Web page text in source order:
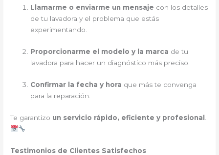
Llamarme o enviarme un mensaje con los detalles
de tu lavadora y el problema que estás
experimentando.
Proporcionarme el modelo y la marca de tu
lavadora para hacer un diagnóstico más preciso.
Confirmar la fecha y hora que más te convenga
para la reparación.
Te garantizo un servicio rápido, eficiente y profesional
Testimonios de Clientes Satisfechos